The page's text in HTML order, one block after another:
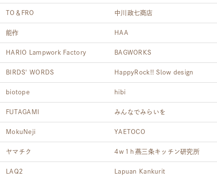
TO＆FRO 中川政七商店
能作 HAA
HARIO Lampwork Factory BAGWORKS
BIRDS' WORDS HappyRock!! Slow design
biotope hibi
FUTAGAMI みんなでみらいを
MokuNeji YAETOCO
ヤマチク 4ｗ1ｈ燕三条キッチン研究所
LAQ2 Lapuan Kankurit